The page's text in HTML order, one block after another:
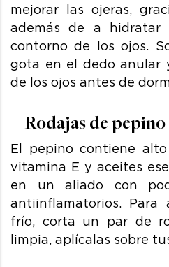
mejorar las ojeras,
además de a hidratar
contorno de los ojos.
gota en el dedo anular
de los ojos antes de
Rodajas de pepino
El pepino contiene
vitamina E y aceites
en un aliado con
antiinflamatorios. Para
frío, corta un par de
limpia, aplícalas sobre